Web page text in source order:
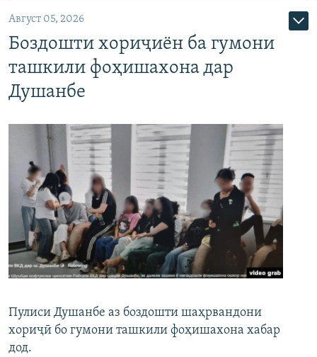
Август 05, 2026
Боздошти хориҷиён ба гумони
ташкили фоҳишахона дар
Душанбе
Пулиси Душанбе аз боздошти шаҳрвандони
хориҷӣ бо гумони ташкили фоҳишахона хабар
дод.